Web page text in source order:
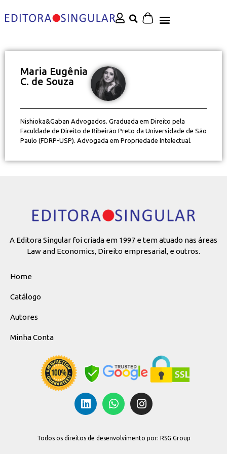
Maria Eugênia
C. de Souza
Nishioka&Gaban Advogados. Graduada em Direito pela
Faculdade de Direito de Ribeirão Preto da Universidade de São
Paulo (FDRP-USP). Advogada em Propriedade Intelectual.
A Editora Singular foi criada em 1997 e tem atuado nas áreas
Law and Economics, Direito empresarial, e outros.
Home
Catálogo
Autores
Minha Conta
Todos os direitos de desenvolvimento por: RSG Group